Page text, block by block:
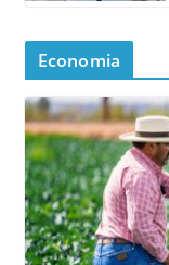
Economia